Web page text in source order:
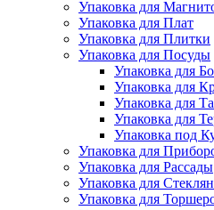
Упаковка для
Упаковка для Плат
Упаковка для Плитки
Упаковка для Посуды
Упаковка для
Упаковка для
Упаковка для
Упаковка для
Упаковка под
Упаковка для
Упаковка для Рассады
Упаковка для
Упаковка для